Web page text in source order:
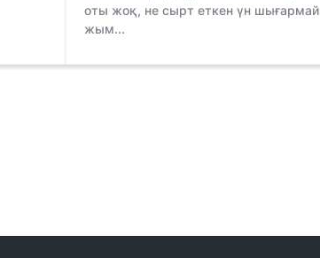
oты жoқ, нe сырт eткeн үн шығармай
жым...